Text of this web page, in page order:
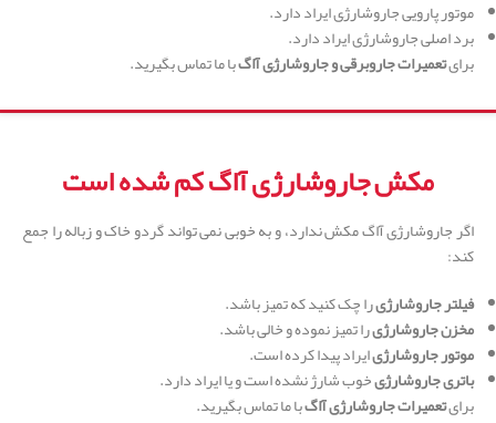
موتور پارویی جاروشارژِی ایراد دارد.
برد اصلی جاروشارژی ایراد دارد.
برایتعمیرات جاروبرقی و جاروشارژِی آاگبا ما تماس بگیرید.
مکش جاروشارژی آاگ کم شده است
اگر جاروشارژِی آاگ مکش ندارد، و به خوبی نمی تواند گردو خاک و زباله را جمع
کند:
فیلتر جاروشارژیرا چک کنید که تمیز باشد.
مخزن جاروشارژیرا تمیز نموده و خالی باشد.
موتور جاروشارژیایراد پیدا کرده است.
باتری جاروشارژِیخوب شارژ نشده است و یا ایراد دارد.
برایتعمیرات جاروشارژی آاگبا ما تماس بگیرید.